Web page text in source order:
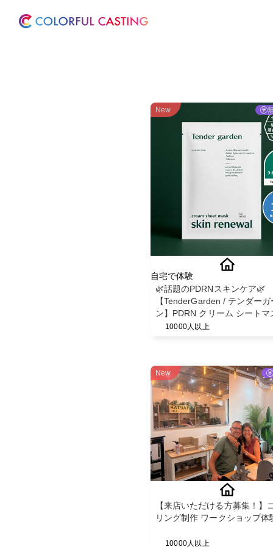
New
自宅で体験
🌿話題のPDRNスキンケア🌿
【TenderGarden / テンダー
ン】PDRN クリーム シートマ
30g × 5枚 モニター募集✨
10000人以上
New
【来店いただける方募集！】
リング制作 ワークショップ体
10000人以上